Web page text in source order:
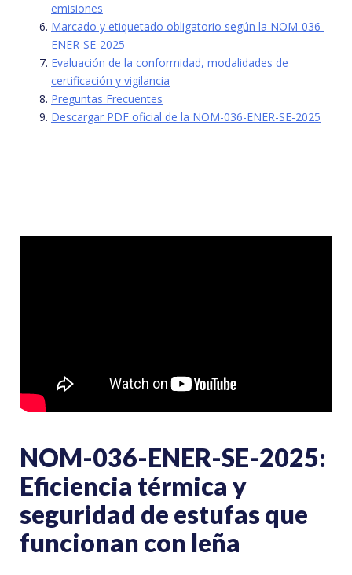
emisiones
Marcado y etiquetado obligatorio según la NOM-036-
ENER-SE-2025
Evaluación de la conformidad, modalidades de
certificación y vigilancia
Preguntas Frecuentes
Descargar PDF oficial de la NOM-036-ENER-SE-2025
NOM-036-ENER-SE-2025:
Eficiencia térmica y
seguridad de estufas que
funcionan con leña